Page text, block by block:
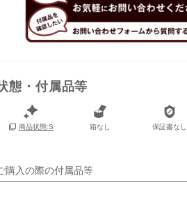
態・付属品等
商品状態:S 箱なし 保証書なし
購入の際の付属品等
保証書
箱